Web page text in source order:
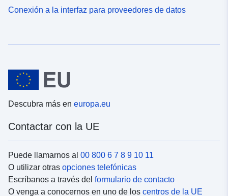
Conexión a la interfaz para proveedores de datos
Descubra más en europa.eu
Contactar con la UE
Puede llamarnos al 00 800 6 7 8 9 10 11
O utilizar otras opciones telefónicas
Escríbanos a través del formulario de contacto
O venga a conocernos en uno de los centros de la UE